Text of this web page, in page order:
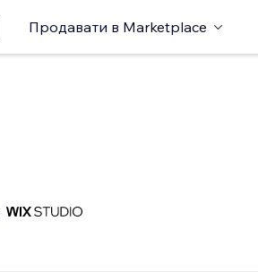
Продавати в Marketplace